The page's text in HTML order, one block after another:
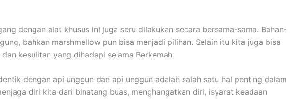
dengan alat khusus ini juga seru dilakukan secara bersama-sama. Bahan-
bahkan marshmellow pun bisa menjadi pilihan. Selain itu kita juga bisa
kesulitan yang dihadapi selama Berkemah.
dengan api unggun dan api unggun adalah salah satu hal penting dalam
diri kita dari binatang buas, menghangatkan diri, isyarat keadaan